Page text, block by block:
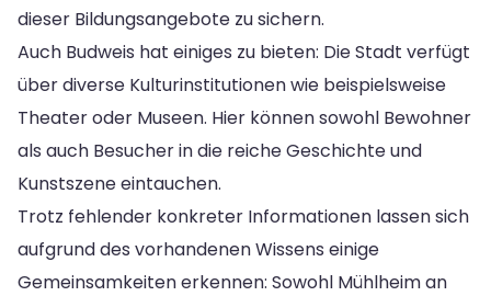
dieser Bildungsangebote zu sichern.
Auch Budweis hat einiges zu bieten: Die Stadt verfügt
über diverse Kulturinstitutionen wie beispielsweise
Theater oder Museen. Hier können sowohl Bewohner
als auch Besucher in die reiche Geschichte und
Kunstszene eintauchen.
Trotz fehlender konkreter Informationen lassen sich
aufgrund des vorhandenen Wissens einige
Gemeinsamkeiten erkennen: Sowohl Mühlheim an